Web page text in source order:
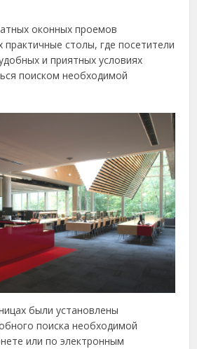
оконных проемов
столы, где посетители
и приятных условиях
поиском необходимой
были установлены
поиска необходимой
или по электронным